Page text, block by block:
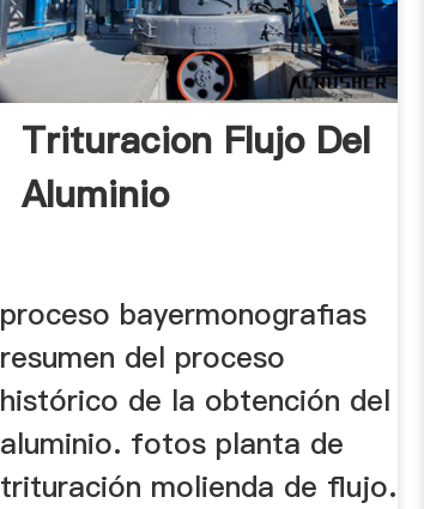
Trituracion Flujo Del
Aluminio
proceso bayermonografias
resumen del proceso
histórico de la obtención del
aluminio. fotos planta de
trituración molienda de flujo.